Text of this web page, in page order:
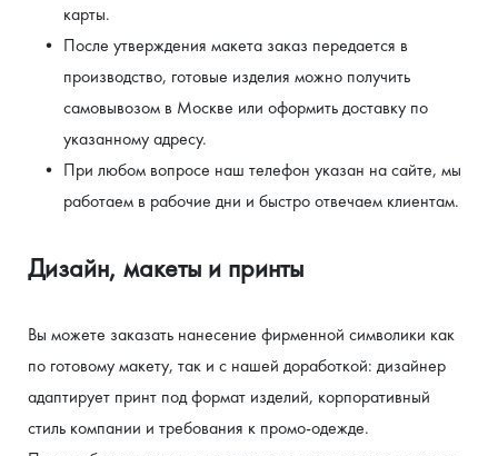
карты.
После утверждения макета заказ передается в
производство, готовые изделия можно получить
самовывозом в Москве или оформить доставку по
указанному адресу.
При любом вопросе наш телефон указан на сайте, мы
работаем в рабочие дни и быстро отвечаем клиентам.
Дизайн, макеты и принты
Вы можете заказать нанесение фирменной символики как
по готовому макету, так и с нашей доработкой: дизайнер
адаптирует принт под формат изделий, корпоративный
стиль компании и требования к промо-одежде.